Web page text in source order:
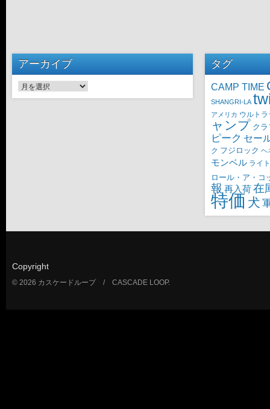
アーカイブ
アーカイブ
タグ
CAMP TIME
SHANGRI-LA
アメリカ ウルト
ャンプ ク
ピーク セー
ク フジロック ヘ
モンベル ライト
ロール・ア・コ
報 再入荷在
特価 犬
Copyright
© 2026 カスケードループ / CASCADE LOOP.